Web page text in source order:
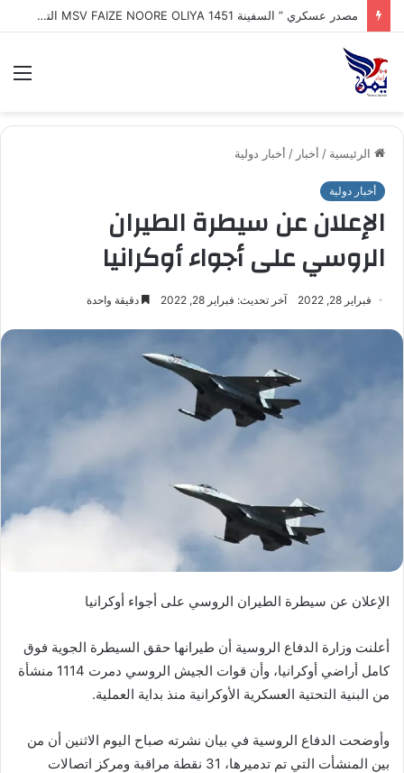
مصدر عسكري ” السفينة MSV FAIZE NOORE OLIYA 1451 التي ترفع علم الهند وتعرضت لهجوم بزورق مفخخ مجهول وغرقها في مياه البحر_الأحمر أثناء توجهها إلى ميناء المخا
الرئيسية / أخبار / أخبار دولية
أخبار دولية
الإعلان عن سيطرة الطيران
الروسي على أجواء أوكرانيا
فبراير 28, 2022 آخر تحديث: فبراير 28, 2022 دقيقة واحدة
الإعلان عن سيطرة الطيران الروسي على أجواء أوكرانيا
أعلنت وزارة الدفاع الروسية أن طيرانها حقق السيطرة الجوية فوق
كامل أراضي أوكرانيا، وأن قوات الجيش الروسي دمرت 1114 منشأة
من البنية التحتية العسكرية الأوكرانية منذ بداية العملية.
وأوضحت الدفاع الروسية في بيان نشرته صباح اليوم الاثنين أن من
بين المنشأت التي تم تدميرها، 31 نقطة مراقبة ومركز اتصالات